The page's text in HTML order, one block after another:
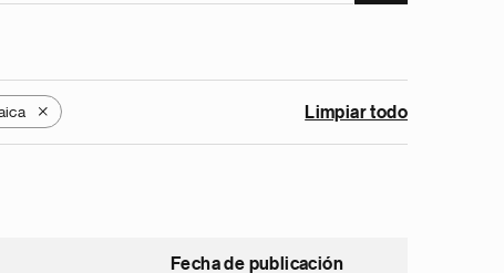
X Limpiar todo
Fecha de publicación